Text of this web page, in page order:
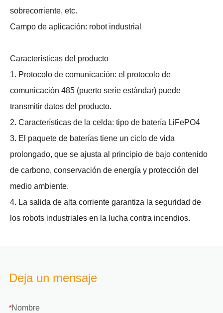
sobrecorriente, etc.
Campo de aplicación: robot industrial
Características del producto
1. Protocolo de comunicación: el protocolo de
comunicación 485 (puerto serie estándar) puede
transmitir datos del producto.
2. Características de la celda: tipo de batería LiFePO4
3. El paquete de baterías tiene un ciclo de vida
prolongado, que se ajusta al principio de bajo contenido
de carbono, conservación de energía y protección del
medio ambiente.
4. La salida de alta corriente garantiza la seguridad de
los robots industriales en la lucha contra incendios.
Deja un mensaje
*Nombre